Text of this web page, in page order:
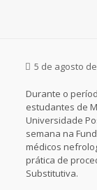
5 de agosto
Durante o
estudantes de
Universidade
semana na
médicos
prática de
Substitutiva.